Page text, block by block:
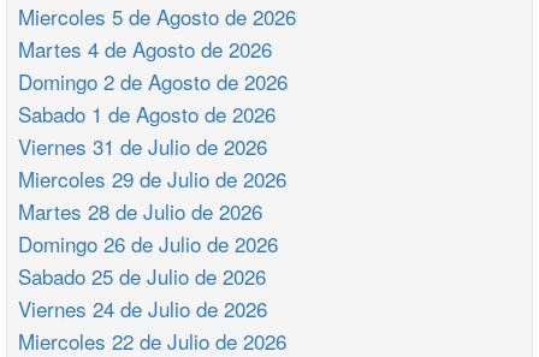
Miercoles 5 de Agosto de 2026
Martes 4 de Agosto de 2026
Domingo 2 de Agosto de 2026
Sabado 1 de Agosto de 2026
Viernes 31 de Julio de 2026
Miercoles 29 de Julio de 2026
Martes 28 de Julio de 2026
Domingo 26 de Julio de 2026
Sabado 25 de Julio de 2026
Viernes 24 de Julio de 2026
Miercoles 22 de Julio de 2026